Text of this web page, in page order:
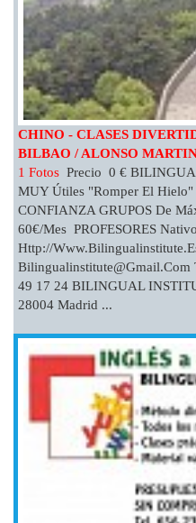
CHINO - CLASES
BILBAO / ALONSO
1 Fotos Precio 0 €
MUY Útiles "romper El Hielo"
CONFIANZA GRUPOS De
60€/mes PROFESORES
Http://
Bilingualinstitute@gmail.com
49 17 24 BILINGUAL
28004 Madrid ...